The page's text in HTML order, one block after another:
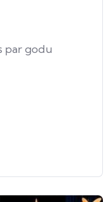
par godu